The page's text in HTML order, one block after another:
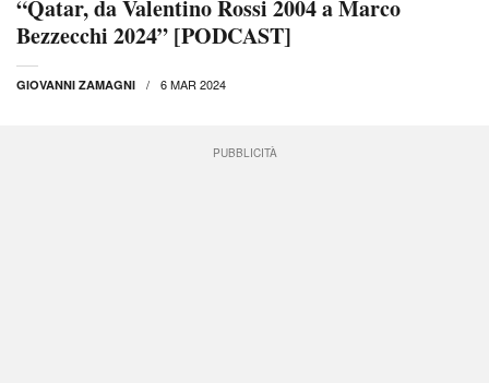
“Qatar, da Valentino Rossi 2004 a Marco
Bezzecchi 2024” [PODCAST]
GIOVANNI ZAMAGNI 6 MAR 2024
PUBBLICITÀ